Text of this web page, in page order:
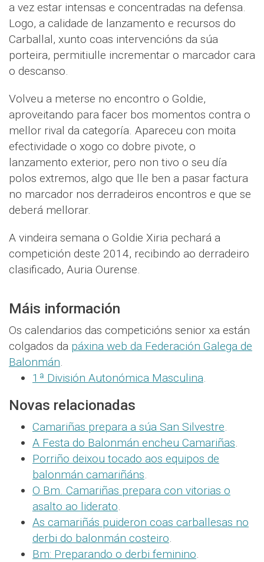
a vez estar intensas e concentradas na defensa.
Logo, a calidade de lanzamento e recursos do
Carballal, xunto coas intervencións da súa
porteira, permitiulle incrementar o marcador cara
o descanso.
Volveu a meterse no encontro o Goldie,
aproveitando para facer bos momentos contra o
mellor rival da categoría. Apareceu con moita
efectividade o xogo co dobre pivote, o
lanzamento exterior, pero non tivo o seu día
polos extremos, algo que lle ben a pasar factura
no marcador nos derradeiros encontros e que se
deberá mellorar.
A vindeira semana o Goldie Xiria pechará a
competición deste 2014, recibindo ao derradeiro
clasificado, Auria Ourense.
Máis información
Os calendarios das competicións senior xa están
colgados da páxina web da Federación Galega de
Balonmán.
1ª División Autonómica Masculina.
Novas relacionadas
Camariñas prepara a súa San Silvestre.
A Festa do Balonmán encheu Camariñas.
Porriño deixou tocado aos equipos de
balonmán camariñáns.
O Bm. Camariñas prepara con vitorias o
asalto ao liderato.
As camariñás puideron coas carballesas no
derbi do balonmán costeiro.
Bm: Preparando o derbi feminino.